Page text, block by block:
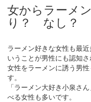
女からラーメ
り？ なし？
ラーメン好きな女性も最
いうことが男性にも認知さ
女性をラーメンに誘う男
す。
「ラーメン大好き小泉さ
べる女性も多いです。